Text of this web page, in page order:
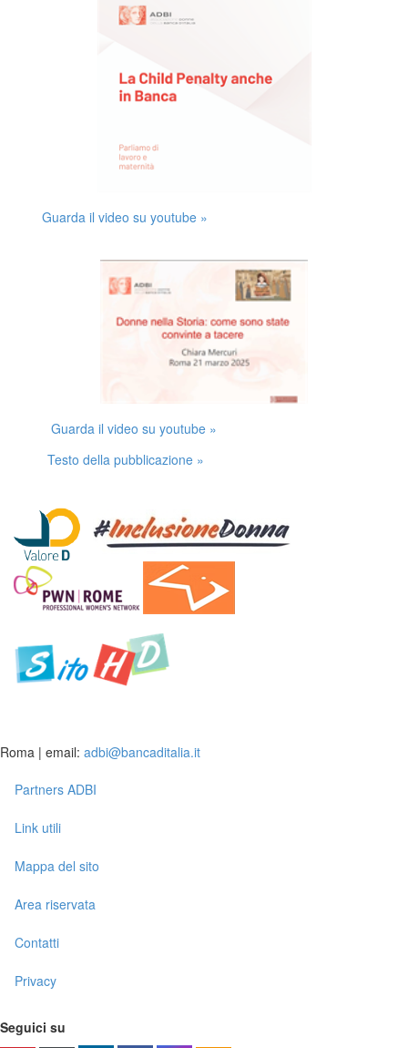
Guarda il video su youtube »
Guarda il video su youtube »
Testo della pubblicazione »
Roma | email: adbi@bancaditalia.it
Partners ADBI
Link utili
Mappa del sito
Area riservata
Contatti
Privacy
Seguici su